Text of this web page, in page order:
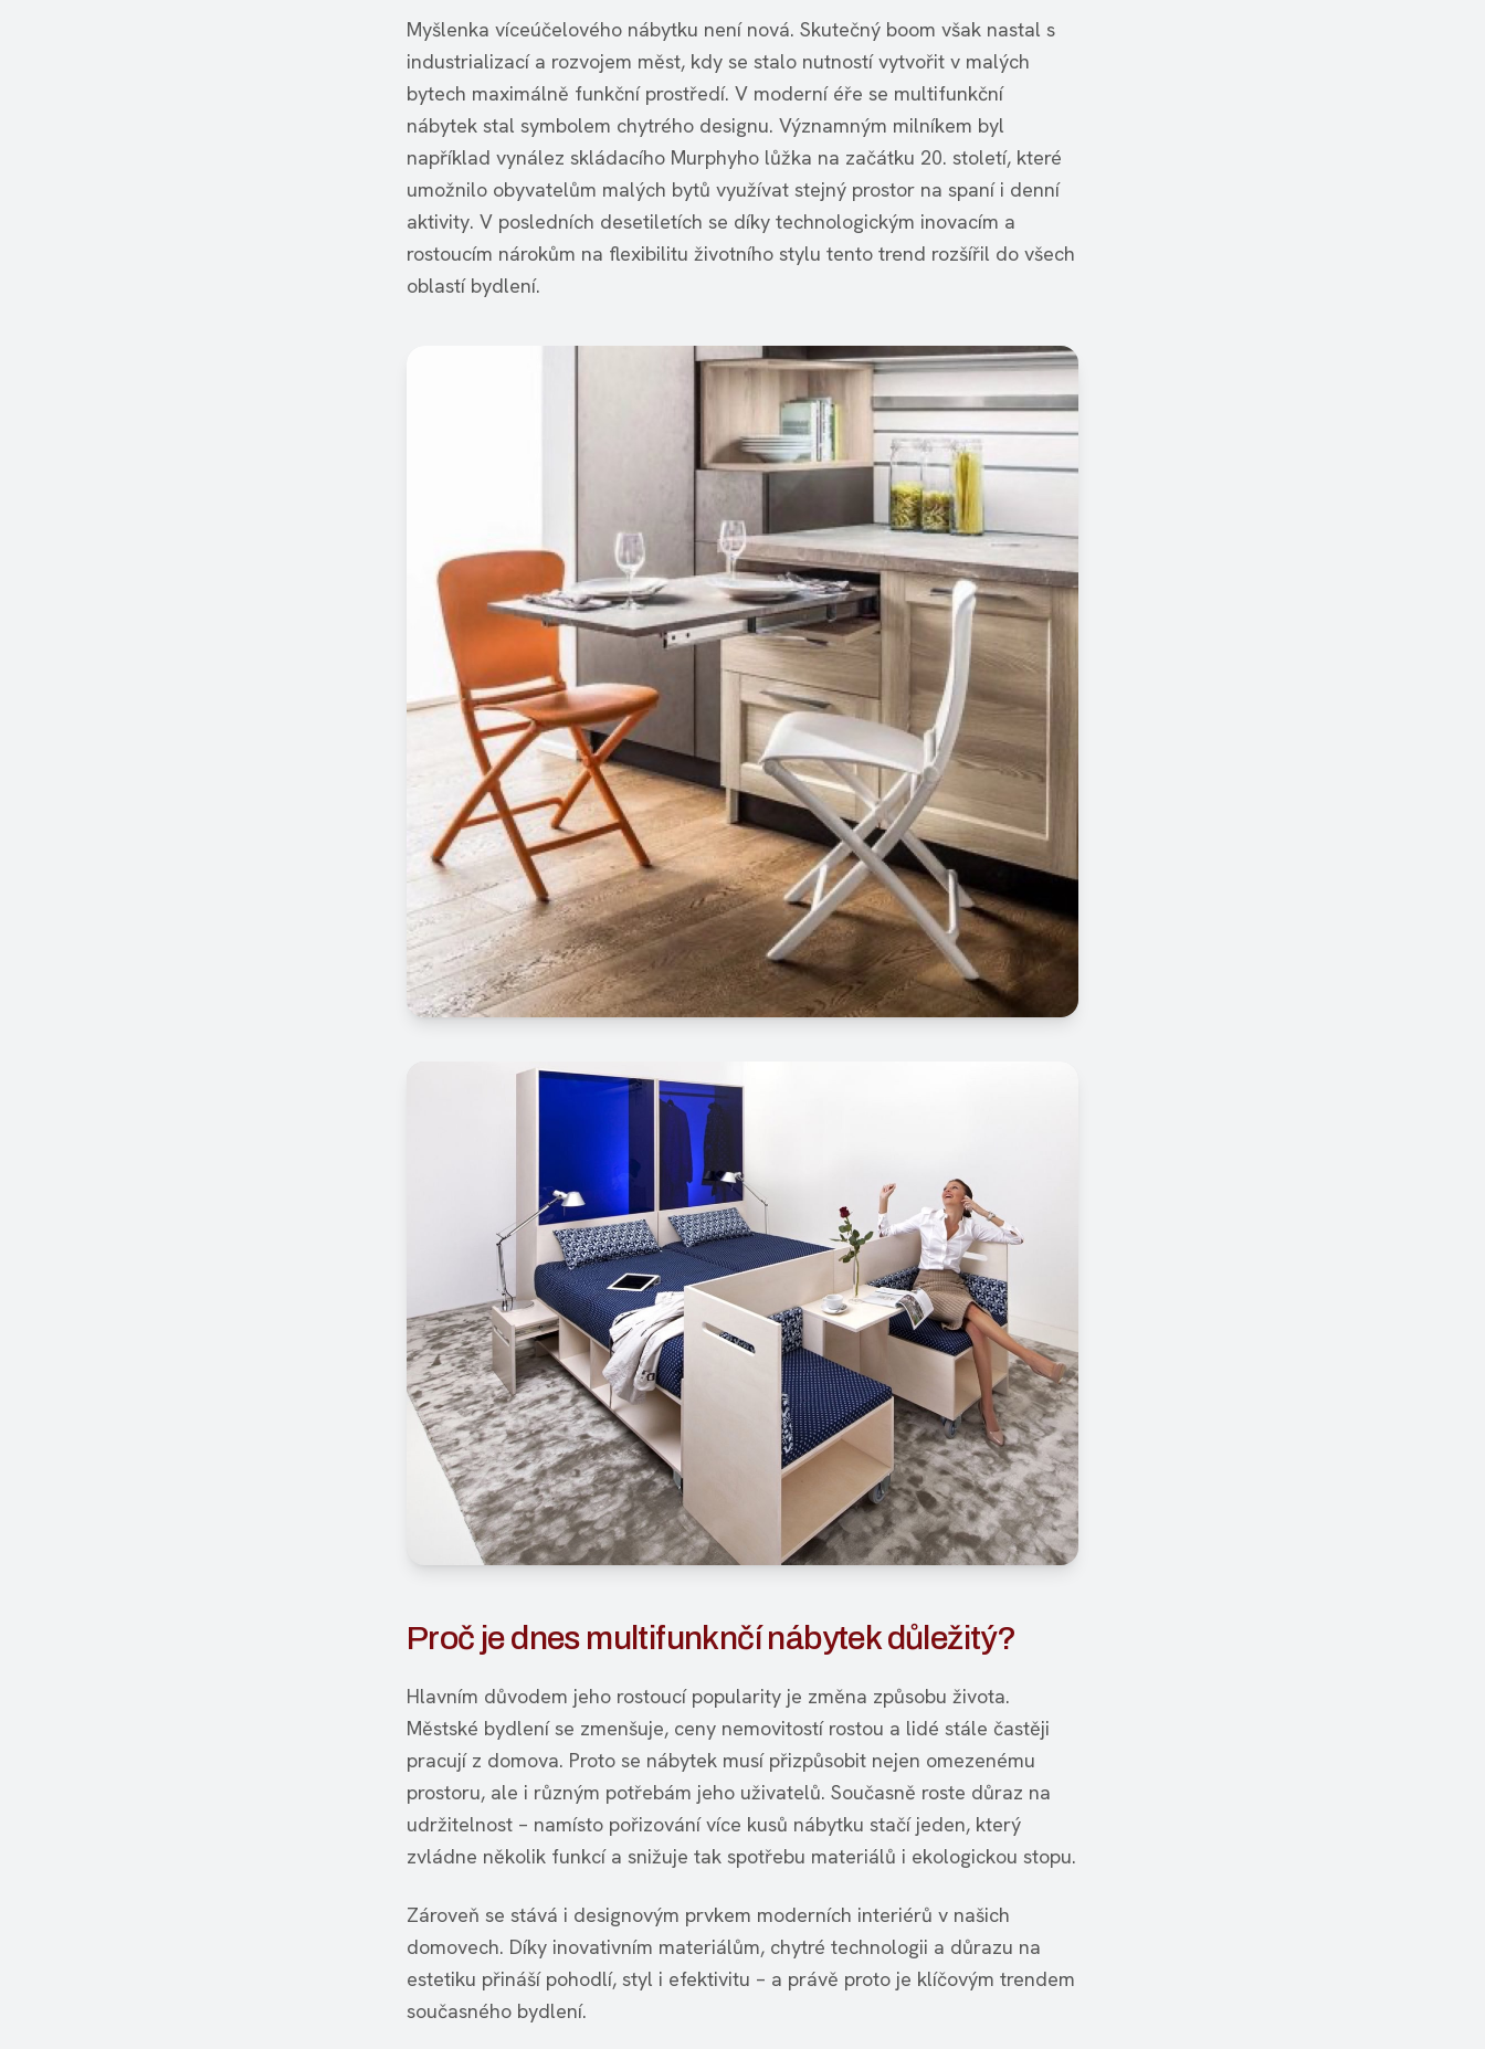
Myšlenka víceúčelového nábytku není nová. Skutečný boom však nastal s
industrializací a rozvojem měst, kdy se stalo nutností vytvořit v malých
bytech maximálně funkční prostředí. V moderní éře se multifunkční
nábytek stal symbolem chytrého designu. Významným milníkem byl
například vynález skládacího Murphyho lůžka na začátku 20. století, které
umožnilo obyvatelům malých bytů využívat stejný prostor na spaní i denní
aktivity. V posledních desetiletích se díky technologickým inovacím a
rostoucím nárokům na flexibilitu životního stylu tento trend rozšířil do všech
oblastí bydlení.
Proč je dnes multifunknčí nábytek důležitý?
Hlavním důvodem jeho rostoucí popularity je změna způsobu života.
Městské bydlení se zmenšuje, ceny nemovitostí rostou a lidé stále častěji
pracují z domova. Proto se nábytek musí přizpůsobit nejen omezenému
prostoru, ale i různým potřebám jeho uživatelů. Současně roste důraz na
udržitelnost – namísto pořizování více kusů nábytku stačí jeden, který
zvládne několik funkcí a snižuje tak spotřebu materiálů i ekologickou stopu.
Zároveň se stává i designovým prvkem moderních interiérů v našich
domovech. Díky inovativním materiálům, chytré technologii a důrazu na
estetiku přináší pohodlí, styl i efektivitu – a právě proto je klíčovým trendem
současného bydlení.